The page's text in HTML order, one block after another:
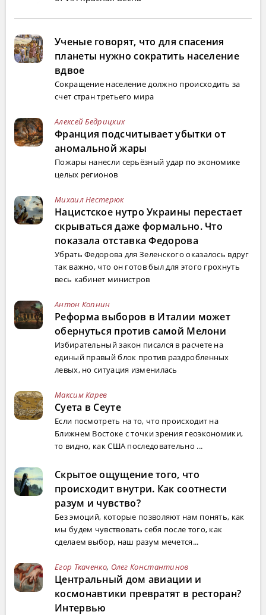
Ученые говорят, что для спасения
планеты нужно сократить население
вдвое
Сокращение население должно происходить за
счет стран третьего мира
Алексей Бедрицких
Франция подсчитывает убытки от
аномальной жары
Пожары нанесли серьёзный удар по экономике
целых регионов
Михаил Нестерюк
Нацистское нутро Украины перестает
скрываться даже формально. Что
показала отставка Федорова
Убрать Федорова для Зеленского оказалось вдруг
так важно, что он готов был для этого грохнуть
весь кабинет министров
Антон Копнин
Реформа выборов в Италии может
обернуться против самой Мелони
Избирательный закон писался в расчете на
единый правый блок против раздробленных
левых, но ситуация изменилась
Максим Карев
Суета в Сеуте
Если посмотреть на то, что происходит на
Ближнем Востоке с точки зрения геоэкономики,
то видно, как США последовательно ...
Скрытое ощущение того, что
происходит внутри. Как соотнести
разум и чувство?
Без эмоций, которые позволяют нам понять, как
мы будем чувствовать себя после того, как
сделаем выбор, наш разум мечется...
Егор Ткаченко, Олег Константинов
Центральный дом авиации и
космонавтики превратят в ресторан?
Интервью